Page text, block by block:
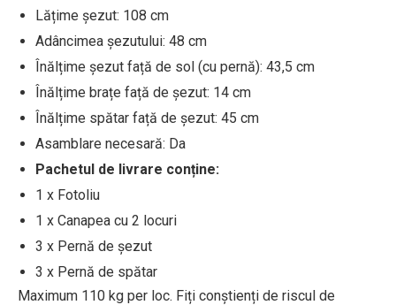
Lățime șezut: 108 cm
Adâncimea șezutului: 48 cm
Înălțime șezut față de sol (cu pernă): 43,5 cm
Înălțime brațe față de șezut: 14 cm
Înălțime spătar față de șezut: 45 cm
Asamblare necesară: Da
Pachetul de livrare conține:
1 x Fotoliu
1 x Canapea cu 2 locuri
3 x Pernă de șezut
3 x Pernă de spătar
Maximum 110 kg per loc. Fiți conștienți de riscul de